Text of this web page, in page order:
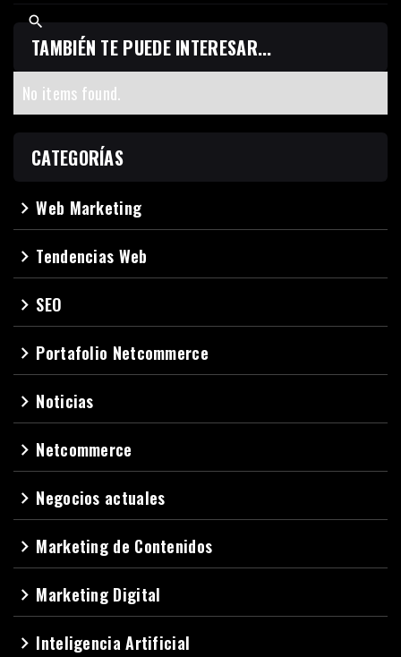
TAMBIÉN TE PUEDE INTERESAR...
No items found.
CATEGORÍAS
navigate_nextWeb Marketing
navigate_next Tendencias Web
navigate_next SEO
navigate_next Portafolio Netcommerce
navigate_next Noticias
navigate_next Netcommerce
navigate_next Negocios actuales
navigate_next Marketing de Contenidos
navigate_next Marketing Digital
navigate_next Inteligencia Artificial